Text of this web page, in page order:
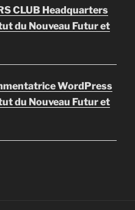
CLUB Headquarters
du Nouveau Futur et
WordPress
du Nouveau Futur et